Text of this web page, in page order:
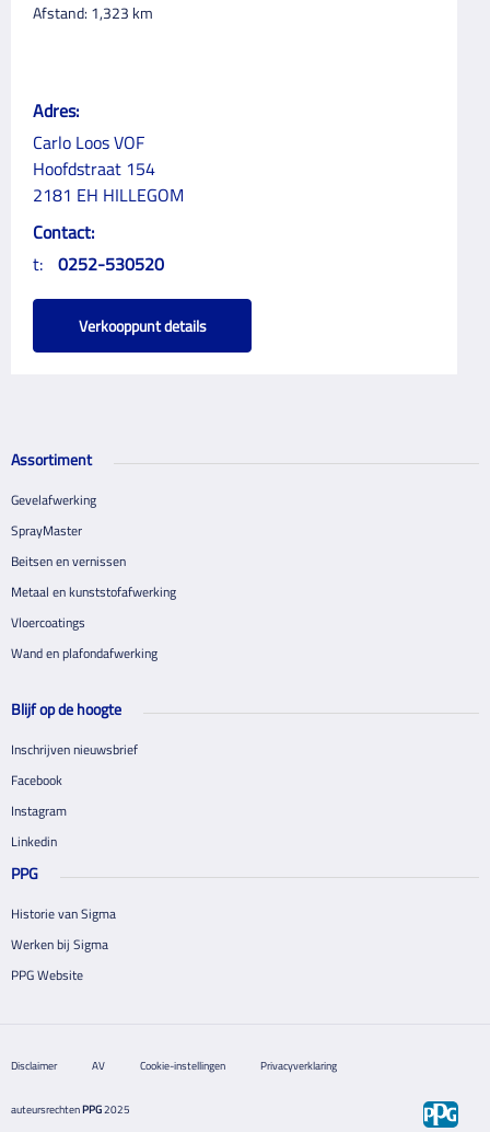
Afstand: 1,323 km
Adres:
Carlo Loos VOF
Hoofdstraat 154
2181 EH HILLEGOM
Contact:
t: 0252-530520
Verkooppunt details
Assortiment
Gevelafwerking
SprayMaster
Beitsen en vernissen
Metaal en kunststofafwerking
Vloercoatings
Wand en plafondafwerking
Blijf op de hoogte
Inschrijven nieuwsbrief
Facebook
Instagram
Linkedin
PPG
Historie van Sigma
Werken bij Sigma
PPG Website
Disclaimer AV Cookie-instellingen Privacyverklaring
auteursrechtenPPG2025